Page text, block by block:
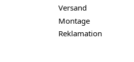
Versand
Montage
Reklamation